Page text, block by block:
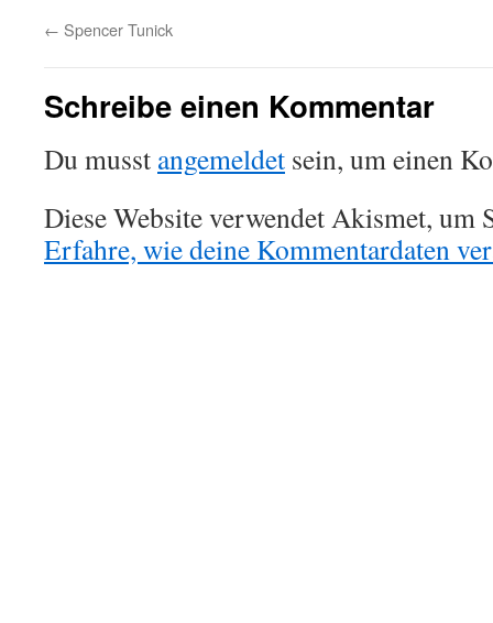
← Spencer Tunick
Schreibe einen Kommentar
Du musst angemeldet sein, um einen
Diese Website verwendet Akismet, um
Erfahre, wie deine Kommentardaten